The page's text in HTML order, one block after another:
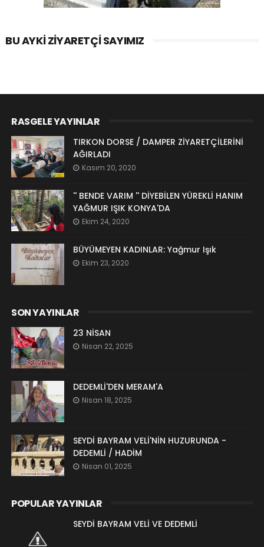
BU AYKI ZIYARETÇI SAYIMIZ
RASGELE YAYINLAR
TIRKON DORSE / DAMPER ZİYARETÇİLERİNİ
AĞIRLADI
Kasım 20, 2020
'' BENDE VARIM '' DİYEBİLEN YÜREKLİ HANIM
YAĞMUR IŞIK KONYA'DA
Ekim 24, 2020
BÜYÜMEYEN KADINLAR: Yağmur Işık
Ekim 23, 2020
SON YAYINLAR
23 NİSAN
Nisan 22, 2025
DEDEMLİ'DEN MERAM'A
Nisan 18, 2025
SEYDİ BAYRAM VELİ'NİN HUZURUNDA -
DEDEMLİ / HADİM
Nisan 01, 2025
POPULAR YAYINLAR
SEYDİ BAYRAM VELİ VE DEDEMLİ